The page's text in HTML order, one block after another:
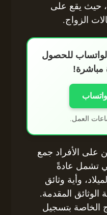
حيث يقع على
الزواج.
للحصول
العمل.
على الأفراد جمع
تشمل عادةً
وأية وثائق
المقدمة.
الخاصة بتسجيل